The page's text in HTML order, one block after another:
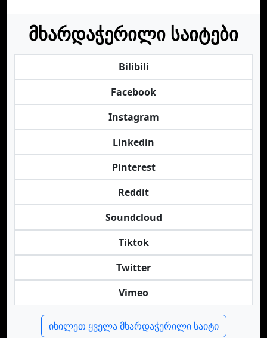
მხარდაჭერილი საიტები
Bilibili
Facebook
Instagram
Linkedin
Pinterest
Reddit
Soundcloud
Tiktok
Twitter
Vimeo
იხილეთ ყველა მხარდაჭერილი საიტი